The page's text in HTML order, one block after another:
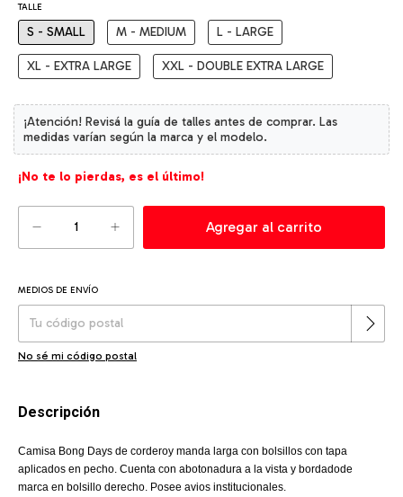
TALLE
S - SMALL M - MEDIUM L - LARGE
XL - EXTRA LARGE XXL - DOUBLE EXTRA LARGE
¡No te lo pierdas, es el último!
Entregas para el CP:
MEDIOS DE ENVÍO
No sé mi código postal
Descripción
Camisa Bong Days de corderoy manda larga con bolsillos con tapa
aplicados en pecho. Cuenta con abotonadura a la vista y bordadode
marca en bolsillo derecho. Posee avios institucionales.